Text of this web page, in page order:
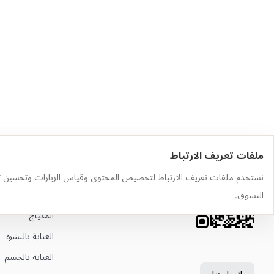
ملفات تعريف الارتباط
نستخدم ملفات تعريف الارتباط لتخصيص المحتوى وقياس الزيارات وتحسين
التسوق.
حمّل التطبيق أهم الفئات
المكياج
العناية بالبشرة
العناية بالجسم